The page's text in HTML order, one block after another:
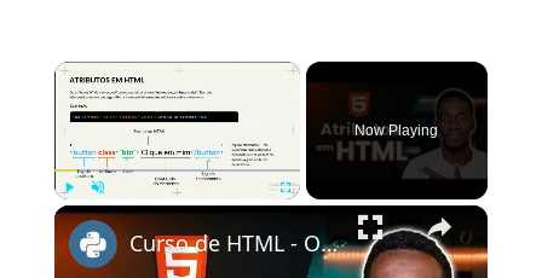
×
Now Playing
×
Curso de HTML - O que são atributos em HTML?